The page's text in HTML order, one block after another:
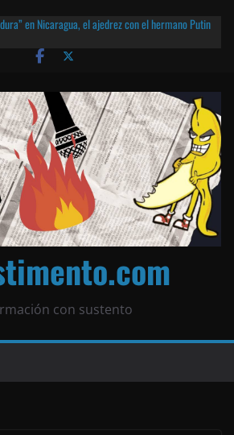
en Nicaragua, el ajedrez con el hermano Putin
FRITO, vamos a la dictadura ETERNA | ¡O lo que
Nicaragua, la Corea del Norte con queso frito y el
Cardenal Leopoldo Brenes con el Papa
en la India? El barco fantasma de Nicaragua |
con sustento